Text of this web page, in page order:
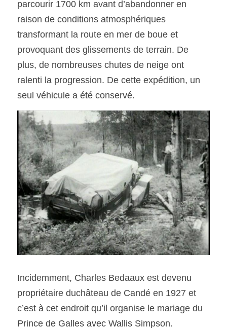
parcourir 1700 km avant d’abandonner en
raison de conditions atmosphériques
transformant la route en mer de boue et
provoquant des glissements de terrain. De
plus, de nombreuses chutes de neige ont
ralenti la progression. De cette expédition, un
seul véhicule a été conservé.
Incidemment, Charles Bedaaux est devenu
propriétaire duchâteau de Candé en 1927 et
c’est à cet endroit qu’il organise le mariage du
Prince de Galles avec Wallis Simpson.